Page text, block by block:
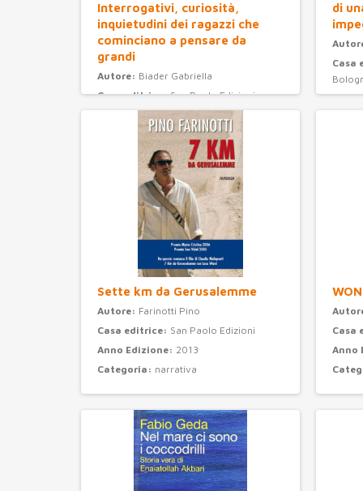
Interrogativi, curiosità,
inquietudini dei ragazzi che
cominciano a pensare da
grandi
Autore: Biader Gabriella
Casa editrice:San Paolo Edizioni
Categoria: ragazzi
di
Casa
Anno
Sette km da Gerusalemme
Autore: Farinotti Pino
Casa editrice: San Paolo Edizioni
Anno Edizione: 2013
Categoria: narrativa
Casa
Anno